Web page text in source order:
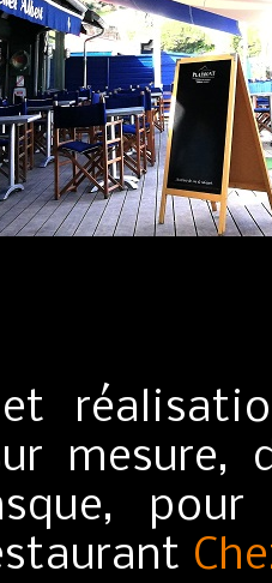
et
mesure,